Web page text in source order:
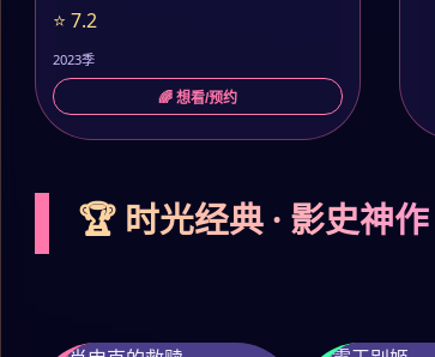
⭐ 7.2
2023季
🌈 想看/预约
🏆 时光经典 · 影史神作